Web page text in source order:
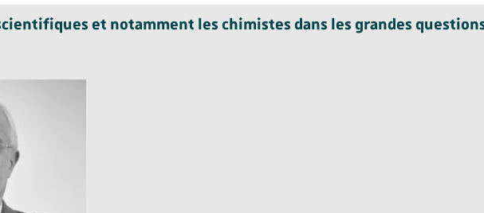
et notamment les chimistes dans les grandes